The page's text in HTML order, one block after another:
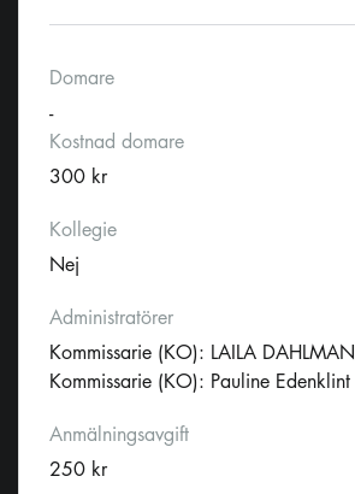
Domare
-
Kostnad domare
300 kr
Kollegie
Nej
Administratörer
Kommissarie (KO): LAILA DAHLMAN
Kommissarie (KO): Pauline Edenklint
Anmälningsavgift
250 kr